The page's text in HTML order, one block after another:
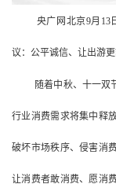
央广网北京9月13
议：公平诚信、让出游更
随着中秋、十一双
行业消费需求将集中释
破坏市场秩序、侵害消
让消费者敢消费、愿消